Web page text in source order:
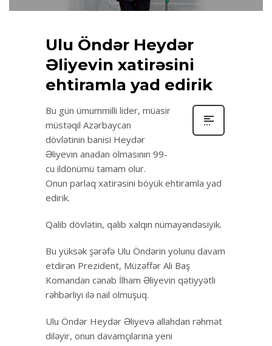
Ulu Öndər Heydər
Əliyevin xatirəsini
ehtiramla yad edirik
Bu gün ümummilli lider, müasir
müstəqil Azərbaycan
dövlətinin banisi Heydər
Əliyevin anadan olmasının 99-
cu ildönümü tamam olur.
Onun parlaq xatirəsini böyük ehtiramla yad
edirik.
Qalib dövlətin, qalib xalqın nümayəndəsiyik.
Bu yüksək şərəfə Ulu Öndərin yolunu davam
etdirən Prezident, Müzəffər Ali Baş
Komandan cənab İlham Əliyevin qətiyyətli
rəhbərliyi ilə nail olmuşuq.
Ulu Öndər Heydər Əliyevə allahdan rəhmət
diləyir, onun davamçılarına yeni